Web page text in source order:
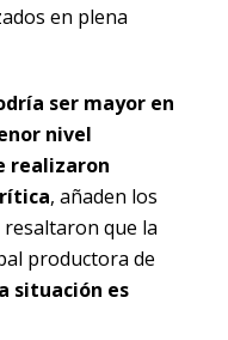
en plena
ser mayor en
nivel
realizaron
, añaden los
que la
productora de
situación es